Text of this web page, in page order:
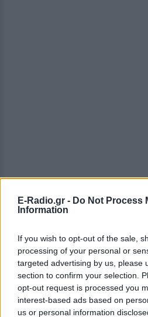
E-Radio.gr - Do Not Process
Information
If you wish to opt-out of the sale,
processing of your personal or
targeted advertising by us, please
section to confirm your selection.
opt-out request is processed you
interest-based ads based on
us or personal information
ΔΕΙΤΕ ΕΠΙΣΗΣ
ΣΤΗΝ ΙΔΙΑ
«Δεν θα
της
στιγμή
ΣΉΜΕΡΑ